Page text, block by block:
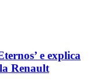
e explica
Renault